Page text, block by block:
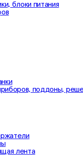
блоки питания
поддоны,
лента